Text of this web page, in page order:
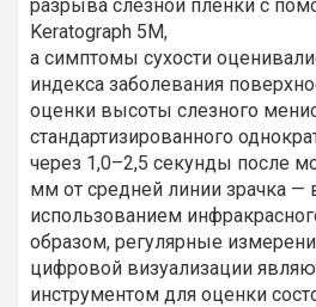
разрыва слезной пленки с
Keratograph 5M,
а симптомы сухости
индекса заболевания
оценки высоты слезного
стандартизированного
через 1,0–2,5 секунды после
мм от средней линии зрачка —
использованием
образом, регулярные
цифровой визуализации
инструментом для оценки